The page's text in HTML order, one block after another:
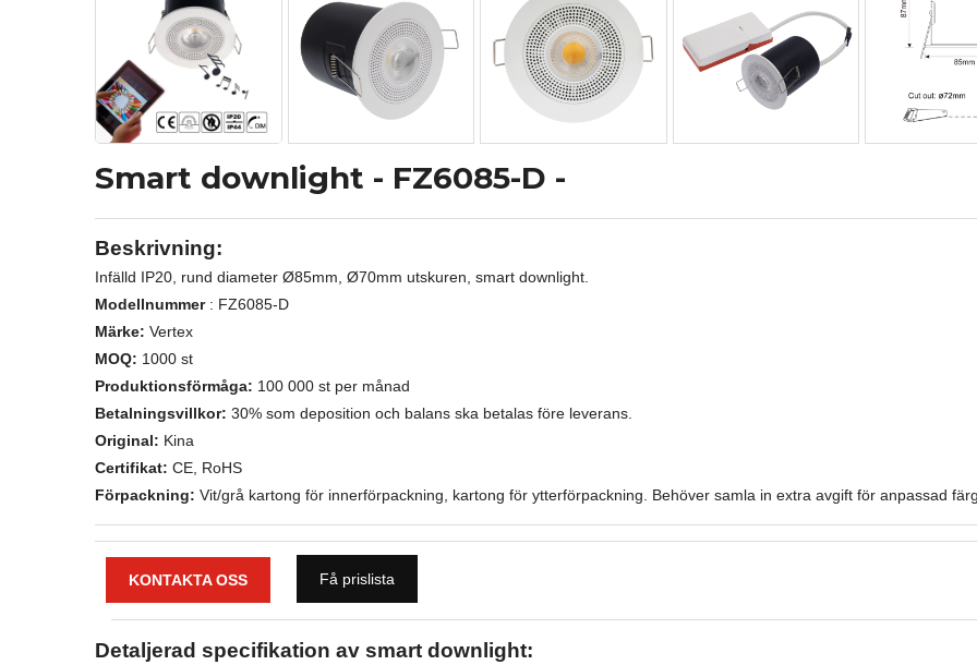
Smart downlight - FZ6085-D -
Beskrivning:
Infälld IP20, rund diameter Ø85mm, Ø70mm utskuren, smart downlight.
Modellnummer : FZ6085-D
Märke: Vertex
MOQ: 1000 st
Produktionsförmåga: 100 000 st per månad
Betalningsvillkor: 30% som deposition och balans ska betalas före leverans.
Original: Kina
Certifikat: CE, RoHS
Förpackning: Vit/grå kartong för innerförpackning, kartong för ytterförpackning. Behöver samla in extra avgift för anpassad
KONTAKTA OSS Få prislista
Detaljerad specifikation av smart downlight: